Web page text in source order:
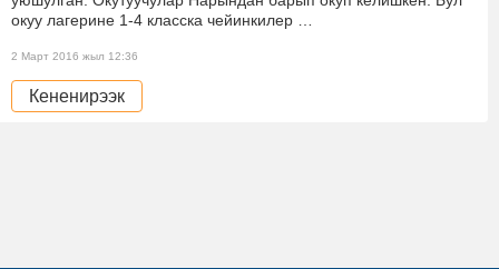
окуу лагерине 1-4 класска чейинкилер …
2 Март 2016 жыл 12:36
Кененирээк